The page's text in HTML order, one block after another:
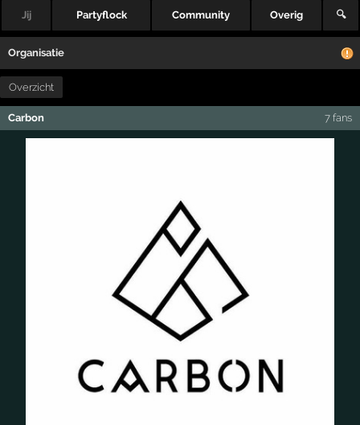
Jij Partyflock Community Overig 🔍
Organisatie
Overzicht
Carbon 7 fans